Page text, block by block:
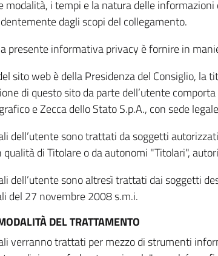
modalità, i tempi e la natura delle
dagli scopi del collegamento.
presente informativa privacy è fornire in
sito web è della Presidenza del Consiglio, la
di questo sito da parte dell’utente
e Zecca dello Stato S.p.A., con sede
dell’utente sono trattati da soggetti
di Titolare o da autonomi "Titolari",
dell’utente sono altresì trattati dai soggetti
del 27 novembre 2008 s.m.i.
DEL TRATTAMENTO
verranno trattati per mezzo di strumenti